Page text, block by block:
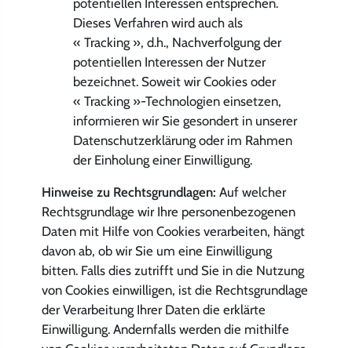
potentiellen Interessen entsprechen.
Dieses Verfahren wird auch als
« Tracking », d.h., Nachverfolgung der
potentiellen Interessen der Nutzer
bezeichnet. Soweit wir Cookies oder
« Tracking »-Technologien einsetzen,
informieren wir Sie gesondert in unserer
Datenschutzerklärung oder im Rahmen
der Einholung einer Einwilligung.
Hinweise zu Rechtsgrundlagen: Auf welcher
Rechtsgrundlage wir Ihre personenbezogenen
Daten mit Hilfe von Cookies verarbeiten, hängt
davon ab, ob wir Sie um eine Einwilligung
bitten. Falls dies zutrifft und Sie in die Nutzung
von Cookies einwilligen, ist die Rechtsgrundlage
der Verarbeitung Ihrer Daten die erklärte
Einwilligung. Andernfalls werden die mithilfe